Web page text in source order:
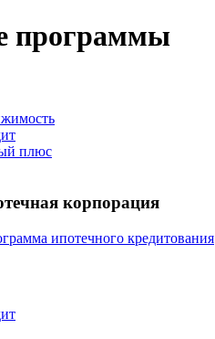
программы
плюс
корпорация
ипотечного кредитования